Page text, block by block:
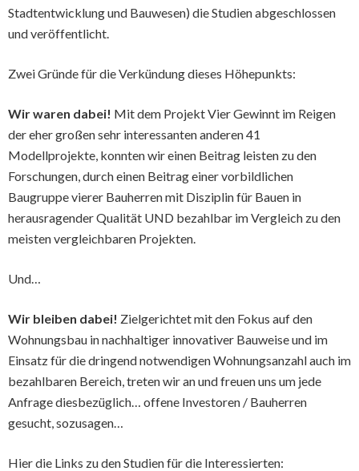
Stadtentwicklung und Bauwesen) die Studien abgeschlossen
und veröffentlicht.
Zwei Gründe für die Verkündung dieses Höhepunkts:
Wir waren dabei! Mit dem Projekt Vier Gewinnt im Reigen
der eher großen sehr interessanten anderen 41
Modellprojekte, konnten wir einen Beitrag leisten zu den
Forschungen, durch einen Beitrag einer vorbildlichen
Baugruppe vierer Bauherren mit Disziplin für Bauen in
herausragender Qualität UND bezahlbar im Vergleich zu den
meisten vergleichbaren Projekten.
Und…
Wir bleiben dabei! Zielgerichtet mit den Fokus auf den
Wohnungsbau in nachhaltiger innovativer Bauweise und im
Einsatz für die dringend notwendigen Wohnungsanzahl auch im
bezahlbaren Bereich, treten wir an und freuen uns um jede
Anfrage diesbezüglich… offene Investoren / Bauherren
gesucht, sozusagen…
Hier die Links zu den Studien für die Interessierten: